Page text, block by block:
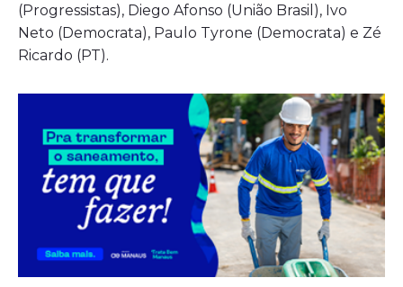
(Progressistas), Diego Afonso (União Brasil), Ivo
Neto (Democrata), Paulo Tyrone (Democrata) e Zé
Ricardo (PT).